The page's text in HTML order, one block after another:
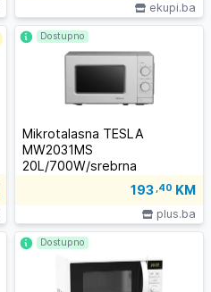
ekupi.ba
Mikrotalasna TESLA
MW2031MS
20L/700W/srebrna
193 ,40 KM
plus.ba
Dostupno
Dostupno